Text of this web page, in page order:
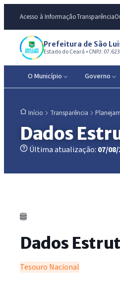
Acesso à InformaçãoTransparência
Prefeitura de São
Estado do Ceará • CNPJ:
O Município Governo
Início Transparência
Dados
Última atualização: 07/
Dados
Tesouro Nacional